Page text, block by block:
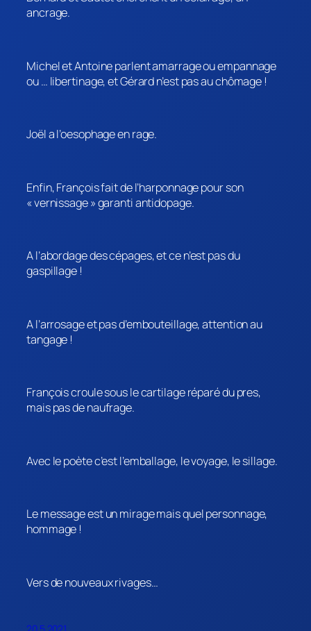
ancrage.
Michel et Antoine parlent amarrage ou empannage
ou … libertinage, et Gérard n’est pas au chômage !
Joël a l’oesophage en rage.
Enfin, François fait de l’harponnage pour son
« vernissage » garanti antidopage.
A l’abordage des cépages, et ce n’est pas du
gaspillage !
A l’arrosage et pas d’embouteillage, attention au
tangage !
François croule sous le cartilage réparé du pres,
mais pas de naufrage.
Avec le poète c’est l’emballage, le voyage, le sillage.
Le message est un mirage mais quel personnage,
hommage !
Vers de nouveaux rivages…